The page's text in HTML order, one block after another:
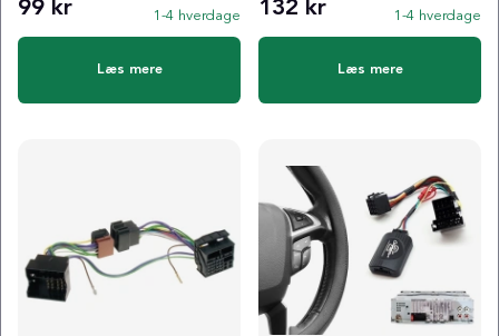
99 kr 1-4 hverdage
Læs mere
132 kr 1-4 hverdage
Læs mere